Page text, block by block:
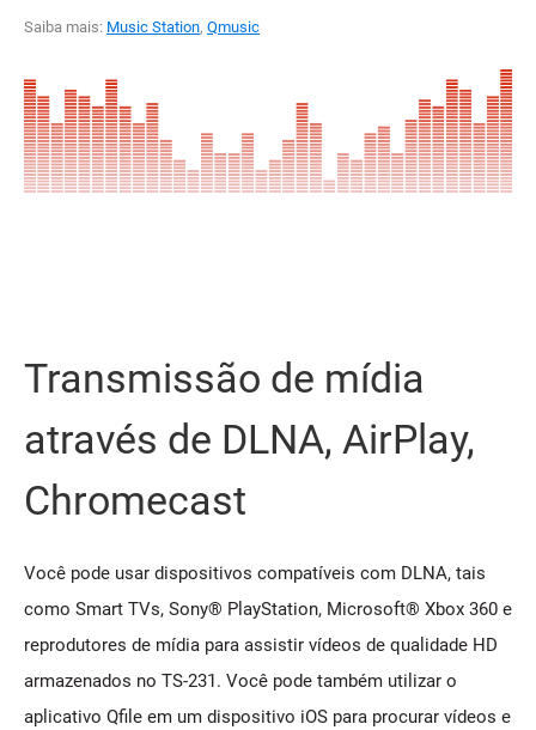
Saiba mais: Music Station, Qmusic
Transmissão de mídia
através de DLNA, AirPlay,
Chromecast
Você pode usar dispositivos compatíveis com DLNA, tais
como Smart TVs, Sony® PlayStation, Microsoft® Xbox 360 e
reprodutores de mídia para assistir vídeos de qualidade HD
armazenados no TS-231. Você pode também utilizar o
aplicativo Qfile em um dispositivo iOS para procurar vídeos e